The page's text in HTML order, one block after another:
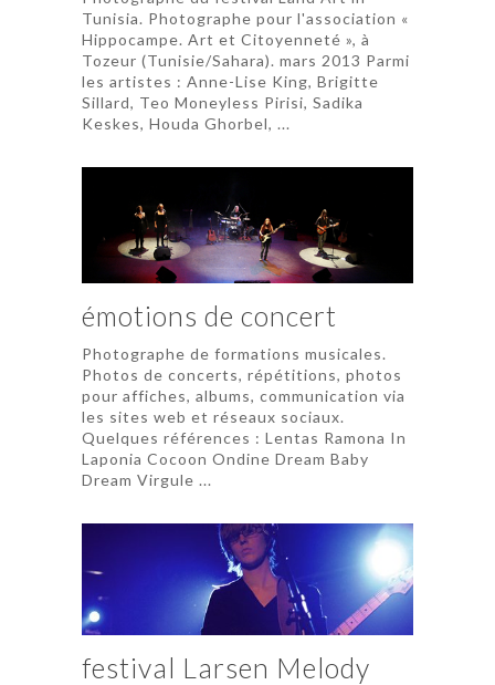
Tunisia. Photographe pour l'association «
Hippocampe. Art et Citoyenneté », à
Tozeur (Tunisie/Sahara). mars 2013 Parmi
les artistes : Anne-Lise King, Brigitte
Sillard, Teo Moneyless Pirisi, Sadika
Keskes, Houda Ghorbel, ...
émotions de concert
Photographe de formations musicales.
Photos de concerts, répétitions, photos
pour affiches, albums, communication via
les sites web et réseaux sociaux.
Quelques références : Lentas Ramona In
Laponia Cocoon Ondine Dream Baby
Dream Virgule ...
festival Larsen Melody